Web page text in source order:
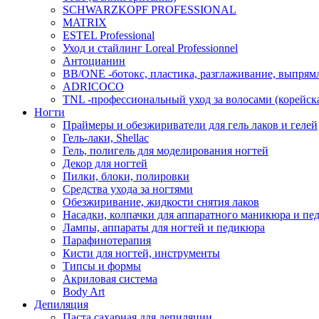
SCHWARZKOPF PROFESSIONAL
MATRIX
ESTEL Professional
Уход и стайлинг Loreal Professionnel
Антоцианин
BB/ONE -ботокс, пластика, разглаживание,
ADRICOCO
TNL -профессиональный уход за волосами
Ногти
Праймеры и обезжириватели для гель лаков и гелей
Гель-лаки, Shellac
Гель, полигель для моделирования ногтей
Декор для ногтей
Пилки, блоки, полировки
Средства ухода за ногтями
Обезжиривание, жидкости снятия лаков
Насадки, колпачки для аппаратного маникюра и
Лампы, аппараты для ногтей и педикюра
Парафинотерапия
Кисти для ногтей, инструменты
Типсы и формы
Акриловая система
Body Art
Депиляция